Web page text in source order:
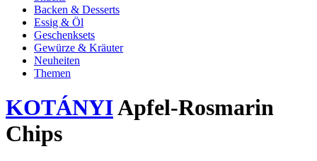
Backen & Desserts
Essig & Öl
Geschenksets
Gewürze & Kräuter
Neuheiten
Themen
KOTÁNYIApfel-Rosmarin
Chips